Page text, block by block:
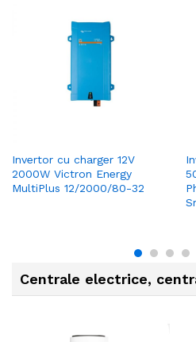
Invertor cu charger 12V
2000W Victron Energy
MultiPlus 12/2000/80-32
Centrale electrice,